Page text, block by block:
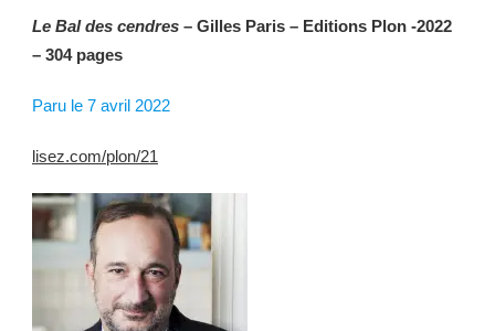
Le Bal des cendres – Gilles Paris – Editions Plon -2022
– 304 pages
Paru le 7 avril 2022
lisez.com/plon/21